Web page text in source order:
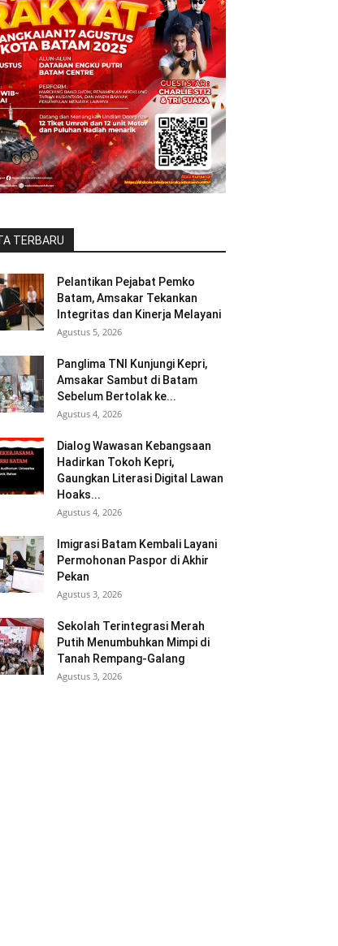
TERBARU
Pelantikan Pejabat Pemko
Batam, Amsakar Tekankan
Integritas dan Kinerja Melayani
Agustus 5, 2026
Panglima TNI Kunjungi Kepri,
Amsakar Sambut di Batam
Sebelum Bertolak ke...
Agustus 4, 2026
Dialog Wawasan Kebangsaan
Hadirkan Tokoh Kepri,
Gaungkan Literasi Digital Lawan
Hoaks...
Agustus 4, 2026
Imigrasi Batam Kembali Layani
Permohonan Paspor di Akhir
Pekan
Agustus 3, 2026
Sekolah Terintegrasi Merah
Putih Menumbuhkan Mimpi di
Tanah Rempang-Galang
Agustus 3, 2026